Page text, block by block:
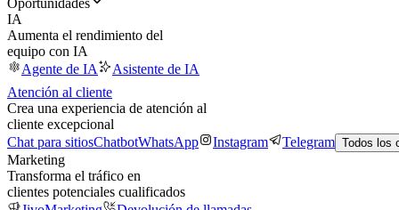
Oportunidades
IA
Aumenta el rendimiento del
equipo con IA
Agente de IA
Asistente de IA
Atención al cliente
Crea una experiencia de atención al
cliente excepcional
Chat para sitiosChatbotWhatsApp Instagram Telegram Todos los
Marketing
Transforma el tráfico en
clientes potenciales cualificados